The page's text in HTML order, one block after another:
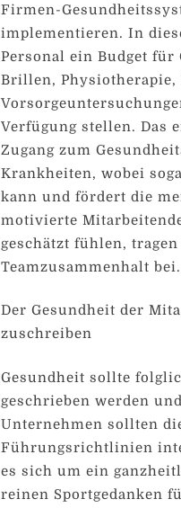
Firmen-
implementieren. In
Personal ein Budget für
Brillen,
Verfügung stellen. Das
Zugang zum
Krankheiten, wobei
kann und fördert die
motivierte
geschätzt fühlen,
Teamzusammenhalt bei.
Der Gesundheit der
zuschreiben
Gesundheit sollte
geschrieben werden
Unternehmen sollten
Führungsrichtlinien
es sich um ein
reinen Sportgedanken